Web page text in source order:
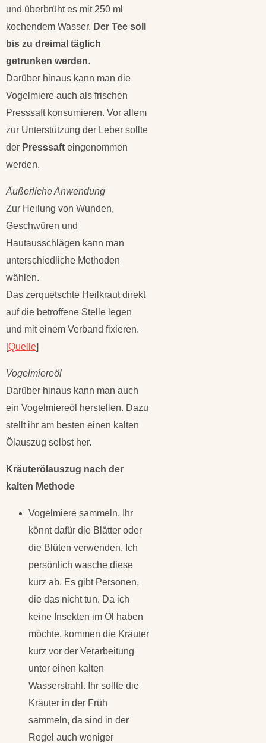
und überbrüht es mit 250 ml
kochendem Wasser. Der Tee soll
bis zu dreimal täglich
getrunken werden.
Darüber hinaus kann man die
Vogelmiere auch als frischen
Presssaft konsumieren. Vor allem
zur Unterstützung der Leber sollte
der Presssaft eingenommen
werden.
Äußerliche Anwendung
Zur Heilung von Wunden,
Geschwüren und
Hautausschlägen kann man
unterschiedliche Methoden
wählen.
Das zerquetschte Heilkraut direkt
auf die betroffene Stelle legen
und mit einem Verband fixieren.
[Quelle]
Vogelmiereöl
Darüber hinaus kann man auch
ein Vogelmiereöl herstellen. Dazu
stellt ihr am besten einen kalten
Ölauszug selbst her.
Kräuterölauszug nach der
kalten Methode
Vogelmiere sammeln. Ihr
könnt dafür die Blätter oder
die Blüten verwenden. Ich
persönlich wasche diese
kurz ab. Es gibt Personen,
die das nicht tun. Da ich
keine Insekten im Öl haben
möchte, kommen die Kräuter
kurz vor der Verarbeitung
unter einen kalten
Wasserstrahl. Ihr sollte die
Kräuter in der Früh
sammeln, da sind in der
Regel auch weniger